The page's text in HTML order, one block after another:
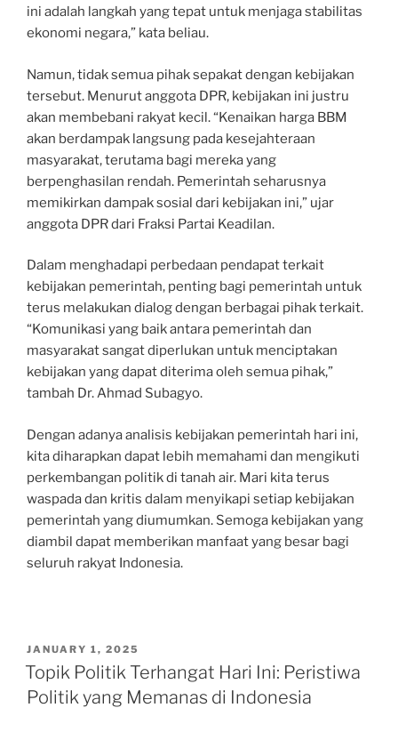
ini adalah langkah yang tepat untuk menjaga stabilitas
ekonomi negara,” kata beliau.
Namun, tidak semua pihak sepakat dengan kebijakan
tersebut. Menurut anggota DPR, kebijakan ini justru
akan membebani rakyat kecil. “Kenaikan harga BBM
akan berdampak langsung pada kesejahteraan
masyarakat, terutama bagi mereka yang
berpenghasilan rendah. Pemerintah seharusnya
memikirkan dampak sosial dari kebijakan ini,” ujar
anggota DPR dari Fraksi Partai Keadilan.
Dalam menghadapi perbedaan pendapat terkait
kebijakan pemerintah, penting bagi pemerintah untuk
terus melakukan dialog dengan berbagai pihak terkait.
“Komunikasi yang baik antara pemerintah dan
masyarakat sangat diperlukan untuk menciptakan
kebijakan yang dapat diterima oleh semua pihak,”
tambah Dr. Ahmad Subagyo.
Dengan adanya analisis kebijakan pemerintah hari ini,
kita diharapkan dapat lebih memahami dan mengikuti
perkembangan politik di tanah air. Mari kita terus
waspada dan kritis dalam menyikapi setiap kebijakan
pemerintah yang diumumkan. Semoga kebijakan yang
diambil dapat memberikan manfaat yang besar bagi
seluruh rakyat Indonesia.
POSTED
ON
JANUARY 1, 2025
Topik Politik Terhangat Hari Ini: Peristiwa
Politik yang Memanas di Indonesia